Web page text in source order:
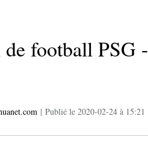
football PSG -
| Publié le 2020-02-24 à 15:21